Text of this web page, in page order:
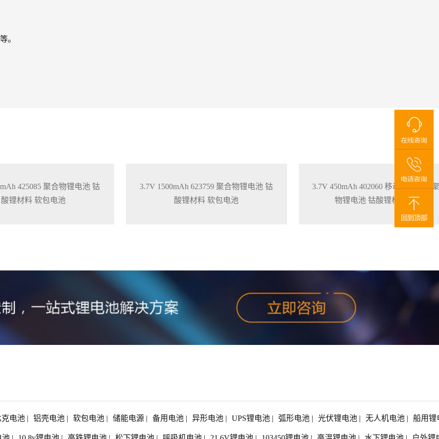
。
425085 聚合物锂电池 钴
酸锂材料 软包电池
3.7V 1500mAh 623759 聚合物锂电池 钴
酸锂材料 软包电池
3.7V 450mAh 402060 移动支付终端
物锂电池 钴酸锂材料 软包
克电池 | 铝壳电池 | 软包电池 | 储能电源 | 备用电池 | 异形电池 | UPS锂电池 | 弧形电池 | 光伏锂电池 | 无人机电池 | 船用